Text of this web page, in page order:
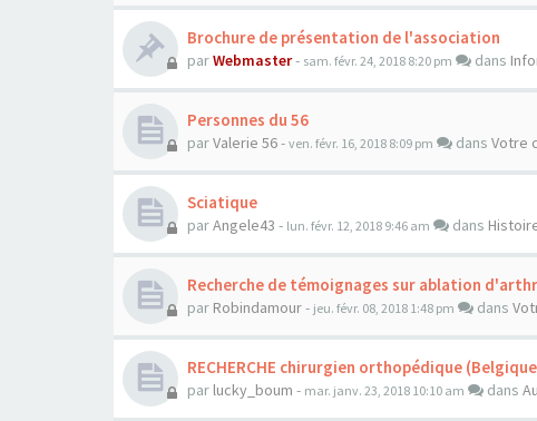
Brochure de présentation de l'association
parWebmaster- sam. févr. 24, 2018 8:20 pm dans
Personnes du 56
parValerie 56- ven. févr. 16, 2018 8:09 pm dans Votre
Sciatique
parAngele43 - lun. févr. 12, 2018 9:46 am dans
Recherche de témoignages sur ablation
par Robindamour- jeu. févr. 08, 2018 1:48 pm dans
RECHERCHE chirurgien orthopédique
par lucky_boum - mar. janv. 23, 2018 10:10 am dans